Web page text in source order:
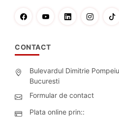
CONTACT
Bulevardul Dimitrie
Bucuresti
Formular de contact
Plata online prin::